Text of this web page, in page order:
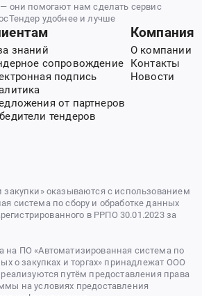
они помогают нам сделать сервис
удобнее и лучше
знаний
сопровождение
подпись
от партнеров
тендеров
Компания
О компании
Контакты
Новости
оказываются с использованием
система по сбору и обработке данных
в РРПО 30.01.2023 за
на ПО «Автоматизированная система по
о закупках и торгах» принадлежат ООО
путём предоставления права
на условиях предоставления